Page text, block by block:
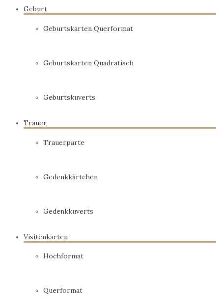
Geburt
Geburtskarten Querformat
Geburtskarten Quadratisch
Geburtskuverts
Trauer
Trauerparte
Gedenkkärtchen
Gedenkkuverts
Visitenkarten
Hochformat
Querformat